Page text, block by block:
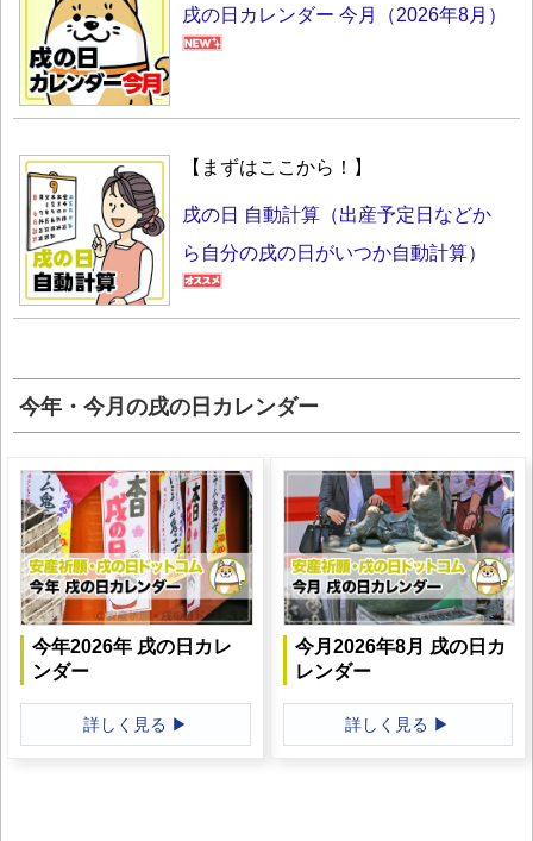
戌の日カレンダー 今月（2026年8月）
【まずはここから！】
戌の日 自動計算（出産予定日などか
ら自分の戌の日がいつか自動計算）
今年・今月の戌の日カレンダー
今年2026年 戌の日カレ
ンダー
詳しく見る ▶
今月2026年8月 戌の日カ
レンダー
詳しく見る ▶